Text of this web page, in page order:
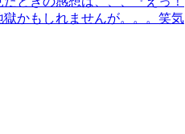
かもしれませんが。。。笑気